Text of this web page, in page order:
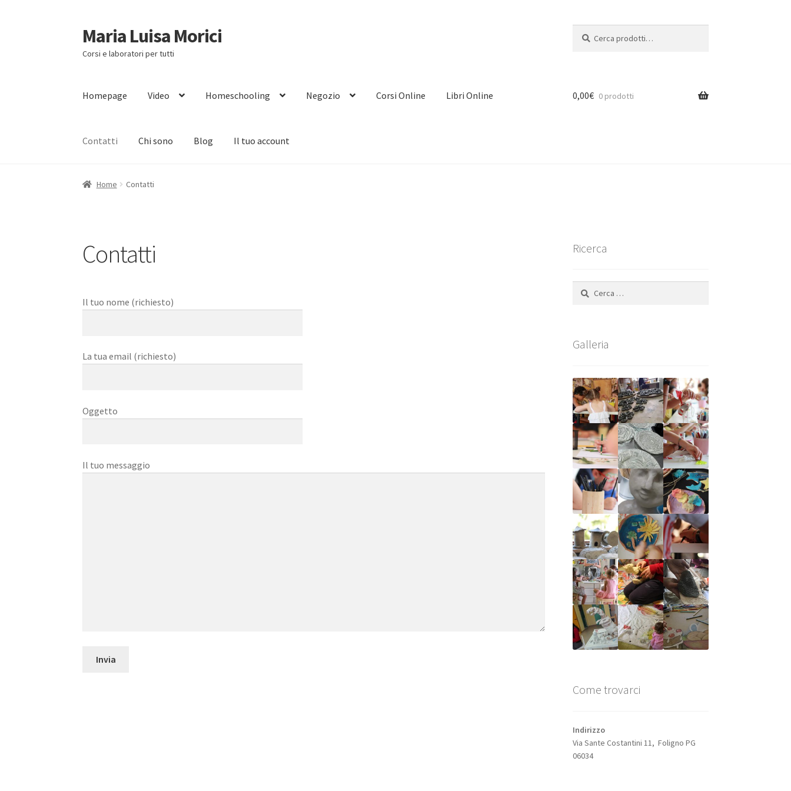
Vai
alla
navigazione
Vai
al
contenuto
Maria Luisa Morici
Corsi e laboratori per tutti
Homepage Video Homeschooling Negozio Corsi Online Libri Online
Contatti Chi sono Blog Il tuo account
0,00€ 0 prodotti
Home Contatti
Contatti
Il tuo nome (richiesto)
La tua email (richiesto)
Oggetto
Il tuo messaggio
Ricerca
Ricerca
Galleria
Come trovarci
Indirizzo
Via Sante Costantini 11, Foligno PG
06034